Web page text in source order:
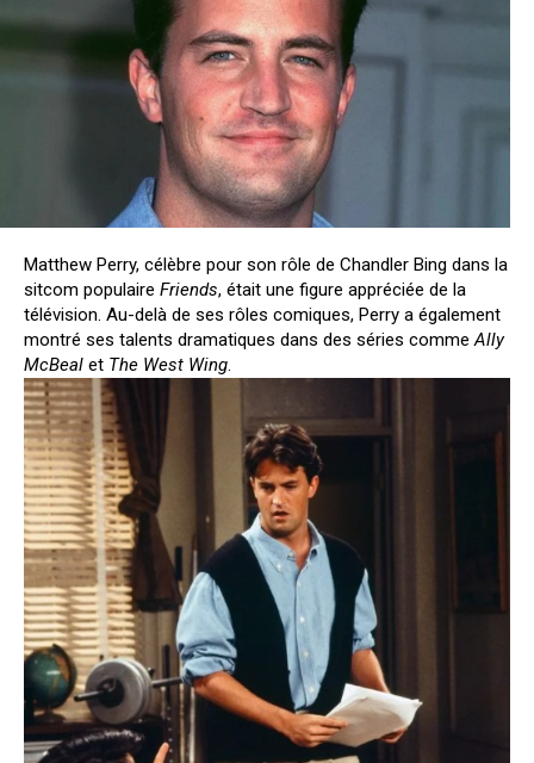
Matthew Perry, célèbre pour son rôle de Chandler Bing dans la
sitcom populaire Friends, était une figure appréciée de la
télévision. Au-delà de ses rôles comiques, Perry a également
montré ses talents dramatiques dans des séries commeAlly
McBeal et The West Wing.